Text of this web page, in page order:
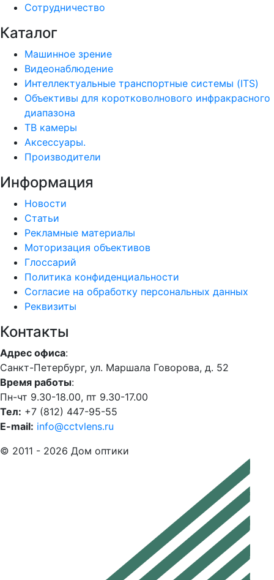
Сотрудничество
Каталог
Машинное зрение
Видеонаблюдение
Интеллектуальные транспортные системы (ITS)
Объективы для коротковолнового инфракрасного
диапазона
ТВ камеры
Аксессуары.
Производители
Информация
Новости
Статьи
Рекламные материалы
Моторизация объективов
Глоссарий
Политика конфиденциальности
Согласие на обработку персональных данных
Реквизиты
Контакты
Адрес офиса:
Санкт-Петербург, ул. Маршала Говорова, д. 52
Время работы:
Пн-чт 9.30-18.00, пт 9.30-17.00
Тел: +7 (812) 447-95-55
E-mail: info@cctvlens.ru
© 2011 - 2026 Дом оптики